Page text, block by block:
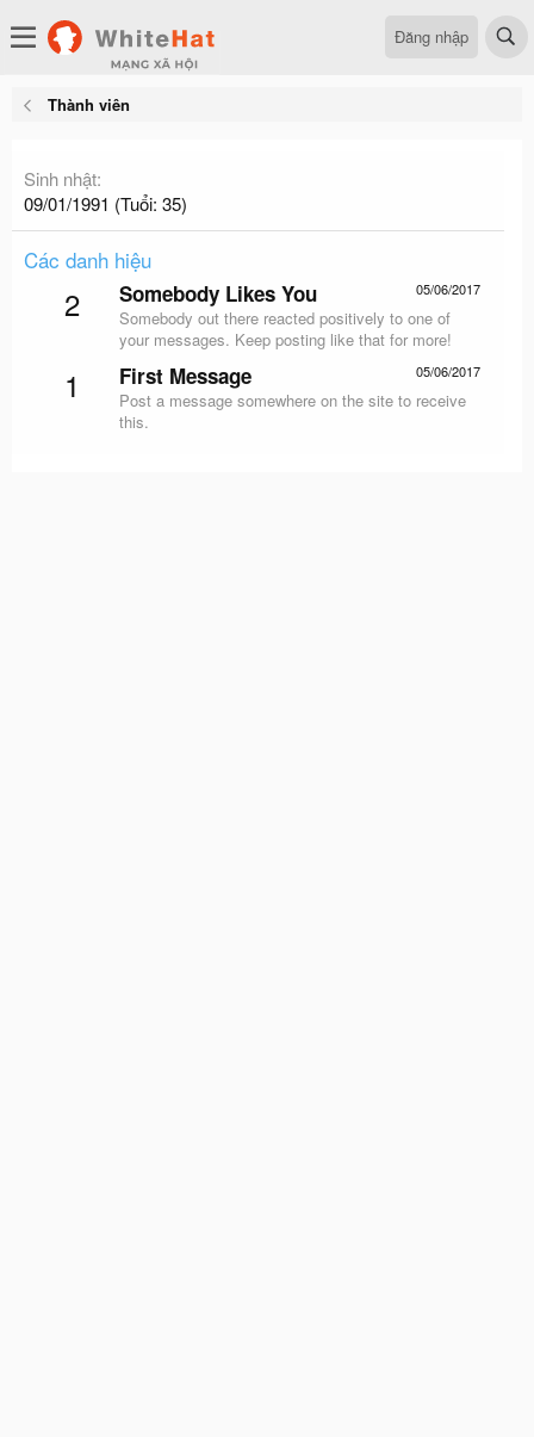
Đăng nhập
Thành viên
Sinh nhật
09/01/1991 (Tuổi: 35)
Các danh hiệu
2 05/06/2017
Somebody Likes You
Somebody out there reacted positively to one of
your messages. Keep posting like that for more!
1 05/06/2017
First Message
Post a message somewhere on the site to receive
this.